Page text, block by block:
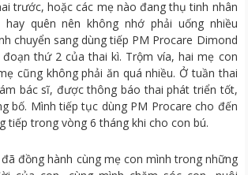
trước, hoặc các mẹ nào đang thụ tinh nhân
quên nên không nhớ phải uống nhiều
chuyển sang dùng tiếp PM Procare Dimond
thứ 2 của thai kì. Trộm vía, hai mẹ con
cũng không phải ăn quá nhiều. Ở tuần thai
bác sĩ, được thông báo thai phát triển tốt,
bố. Mình tiếp tục dùng PM Procare cho đến
tiếp trong vòng 6 tháng khi cho con bú.
đồng hành cùng mẹ con mình trong những